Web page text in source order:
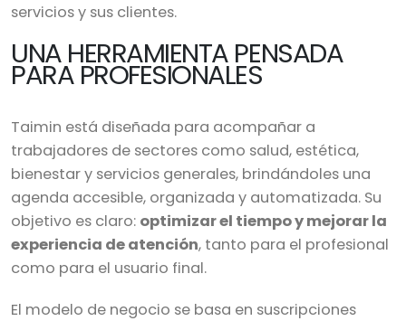
servicios y sus clientes.
UNA HERRAMIENTA PENSADA
PARA PROFESIONALES
Taimin está diseñada para acompañar a
trabajadores de sectores como salud, estética,
bienestar y servicios generales, brindándoles una
agenda accesible, organizada y automatizada. Su
objetivo es claro: optimizar el tiempo y mejorar la
experiencia de atención, tanto para el profesional
como para el usuario final.
El modelo de negocio se basa en suscripciones